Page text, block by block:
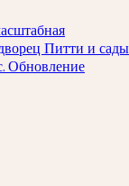
Питти и сады
Обновление